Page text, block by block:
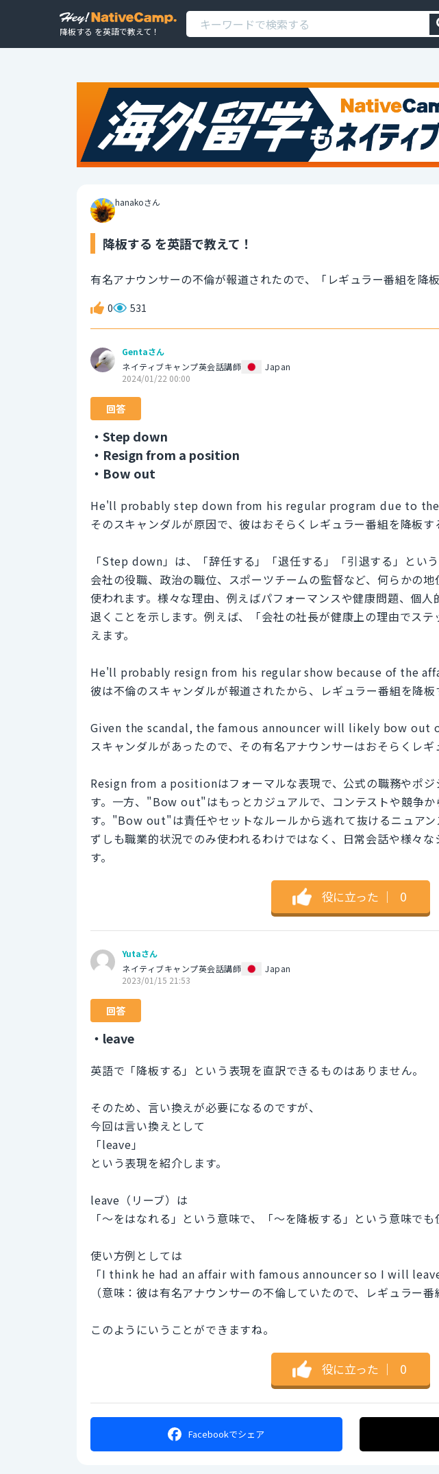
降板する を英語で教えて！
hanakoさん
降板する を英語で教えて！
有名アナウンサーの不倫が報道されたので、「レギュラー番組を降
0 531
Gentaさん
ネイティブキャンプ英会話講師
Japan
2024/01/22 00:00
回答
・Step down
・Resign from a position
・Bow out
He'll probably step down from his regular program due to the
そのスキャンダルが原因で、彼はおそらくレギュラー番組を降板す
「Step down」は、「辞任する」「退任する」「引退する」とい
会社の役職、政治の職位、スポーツチームの監督など、何らかの
使われます。様々な理由、例えばパフォーマンスや健康問題、個
退くことを示します。例えば、「会社の社長が健康上の理由でス
えます。
He'll probably resign from his regular show because of the
彼は不倫のスキャンダルが報道されたから、レギュラー番組を降板
Given the scandal, the famous announcer will likely bow out
スキャンダルがあったので、その有名アナウンサーはおそらくレギ
Resign from a positionはフォーマルな表現で、公式の職務やポジ
す。一方、"Bow out"はもっとカジュアルで、コンテストや競争
す。"Bow out"は責任やセットなルールから逃れて抜けるニュア
ずしも職業的状況でのみ使われるわけではなく、日常会話や様々
す。
役に立った ｜ 0
Yutaさん
ネイティブキャンプ英会話講師
Japan
2023/01/15 21:53
回答
・leave
英語で「降板する」という表現を直訳できるものはありません。
そのため、言い換えが必要になるのですが、
今回は言い換えとして
「leave」
という表現を紹介します。
leave（リーブ）は
「〜をはなれる」という意味で、「〜を降板する」という意味でも
使い方例としては
「I think he had an affair with famous announcer so I will
（意味：彼は有名アナウンサーの不倫していたので、レギュラー番
このようにいうことができますね。
役に立った ｜ 0
Facebookでシェア